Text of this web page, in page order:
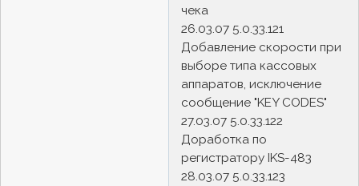
чека
26.03.07 5.0.33.121
Добавление скорости при
выборе типа кассовых
аппаратов, исключение
сообщение "KEY CODES"
27.03.07 5.0.33.122
Доработка по
регистратору IKS-483
28.03.07 5.0.33.123